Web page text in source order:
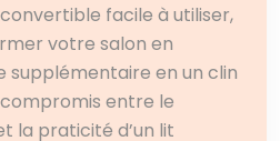
facile à utiliser,
votre salon en
supplémentaire en un clin
entre le
la praticité d’un lit